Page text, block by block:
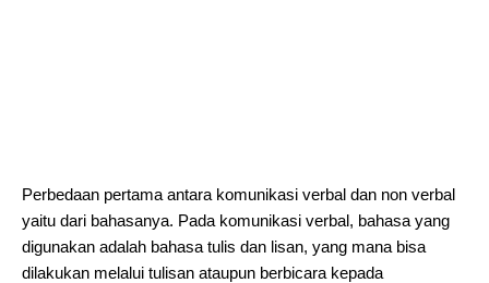
Perbedaan pertama antara komunikasi verbal dan non verbal
yaitu dari bahasanya. Pada komunikasi verbal, bahasa yang
digunakan adalah bahasa tulis dan lisan, yang mana bisa
dilakukan melalui tulisan ataupun berbicara kepada